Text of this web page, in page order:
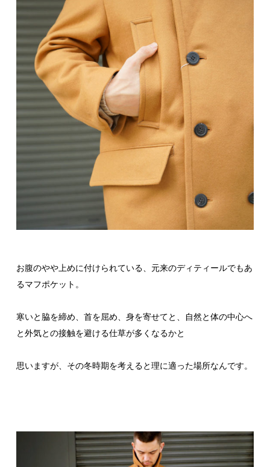
お腹のやや上めに付けられている、元来のディティールでもあ
るマフポケット。
寒いと脇を締め、首を屈め、身を寄せてと、自然と体の中心へ
と外気との接触を避ける仕草が多くなるかと
思いますが、その冬時期を考えると理に適った場所なんです。